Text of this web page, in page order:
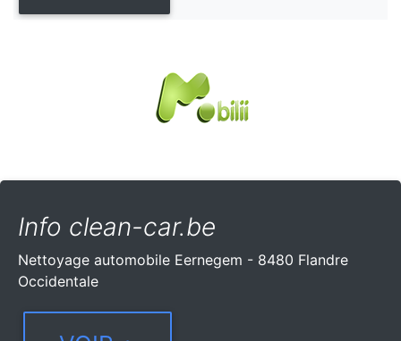
Info clean-car.be
Nettoyage automobile Eernegem - 8480 Flandre
Occidentale